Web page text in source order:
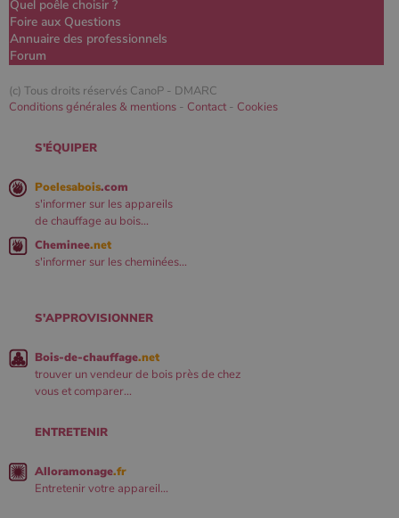
Quel poêle choisir ?
Foire aux Questions
Annuaire des professionnels
Forum
(c) Tous droits réservés CanoP - DMARC
Conditions générales & mentions - Contact - Cookies
S'ÉQUIPER
Poelesabois.com
s'informer sur les appareils
de chauffage au bois...
Cheminee.net
s'informer sur les cheminées...
S'APPROVISIONNER
Bois-de-chauffage.net
trouver un vendeur de bois près de chez
vous et comparer...
ENTRETENIR
Alloramonage.fr
Entretenir votre appareil...